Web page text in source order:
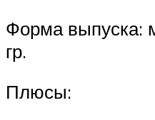
Форма выпуска:
гр.
Плюсы: